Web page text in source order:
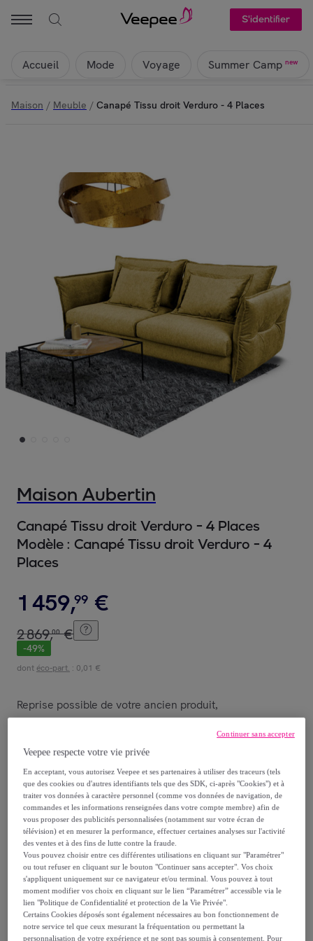
S'identifier
Accueil Mode Voyage Summer Camp new
Maison / Meuble / Canapé Tissu droit Verduro - 4 Places
Maison Aubertin
Canapé Tissu droit Verduro - 4 Places
Modèle : Canapé Tissu droit Verduro - 4
Places
1 459,99 €
2869,00 €
-49%
dont éco-part. : 0,01 €
Reprise possible de votre ancien produit,
Bleu Gris foncé Beige
Vendu parMAISON AUBERTIN
Veepee respecte votre vie privée
En acceptant, vous autorisez Veepee et ses partenaires à utiliser des traceurs (tels
que des cookies ou d'autres identifiants tels que des SDK, ci-après "Cookies") et à
traiter vos données à caractère personnel (comme vos données de navigation, de
commandes et les informations renseignées dans votre compte membre) afin de
vous proposer des publicités personnalisées (notamment sur votre écran de
télévision) et en mesurer la performance, effectuer certaines analyses sur l'activité
des ventes et à des fins de lutte contre la fraude.
Vous pouvez choisir entre ces différentes utilisations en cliquant sur "Paramétrer"
ou tout refuser en cliquant sur le bouton "Continuer sans accepter". Vos choix
s'appliquent uniquement sur ce navigateur et/ou terminal. Vous pouvez à tout
moment modifier vos choix en cliquant sur le lien “Paramétrer” accessible via le
lien "Politique de Confidentialité et protection de la Vie Privée".
Certains Cookies déposés sont également nécessaires au bon fonctionnement de
notre service tel que ceux mesurant la fréquentation ou permettant la
personnalisation de votre expérience et ne sont pas soumis à consentement. Pour
Continuer sans accepter